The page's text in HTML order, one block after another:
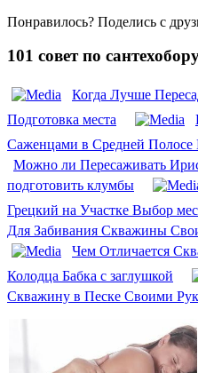
Понравилось? Поделись с
101 совет по
Когда Лучше
Подготовка места
Саженцами в Средней Полосе
Можно ли Пересаживать
подготовить клумбы
Грецкий на Участке Выбор
Для Забивания Скважины
Чем Отличается
Колодца Бабка с заглушкой
Скважину в Песке Своими